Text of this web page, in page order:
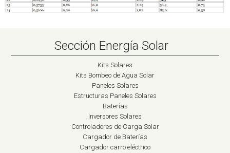
Sección Energía Solar
Kits Solares
Kits Bombeo de Agua Solar
Paneles Solares
Estructuras Paneles Solares
Baterías
Inversores Solares
Controladores de Carga Solar
Cargador de Baterías
Cargador carro eléctrico